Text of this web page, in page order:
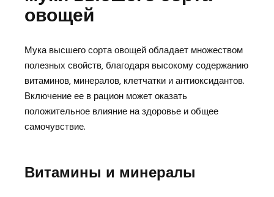
овощей
Мука высшего сорта овощей обладает множеством
полезных свойств‚ благодаря высокому содержанию
витаминов‚ минералов‚ клетчатки и антиоксидантов.
Включение ее в рацион может оказать
положительное влияние на здоровье и общее
самочувствие.
Витамины и минералы